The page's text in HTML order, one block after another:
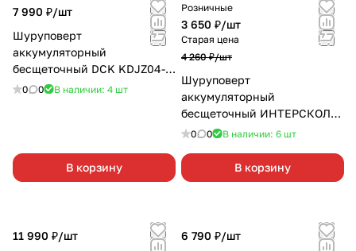
7 990 ₽/шт
Шуруповерт
аккумуляторный
бесщеточный DCK KDJZ04-
13 (TYPE Z) без АКБ и З/У
0 0 В наличии: 4 шт
В корзину
Розничные
3 650 ₽/шт
Старая цена
4 260 ₽/шт
Шуруповерт
аккумуляторный
бесщеточный ИНТЕРСКОЛ
ДА-13/18ВК без АКБ и З/У
0 0 В наличии: 6 шт
В корзину
11 990 ₽/шт
6 790 ₽/шт